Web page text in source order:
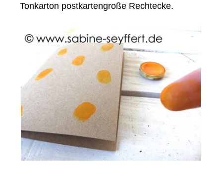
Tonkarton postkartengroße Rechtecke.